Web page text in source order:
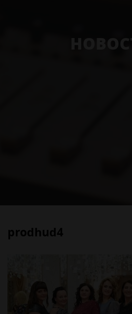
prodhud4